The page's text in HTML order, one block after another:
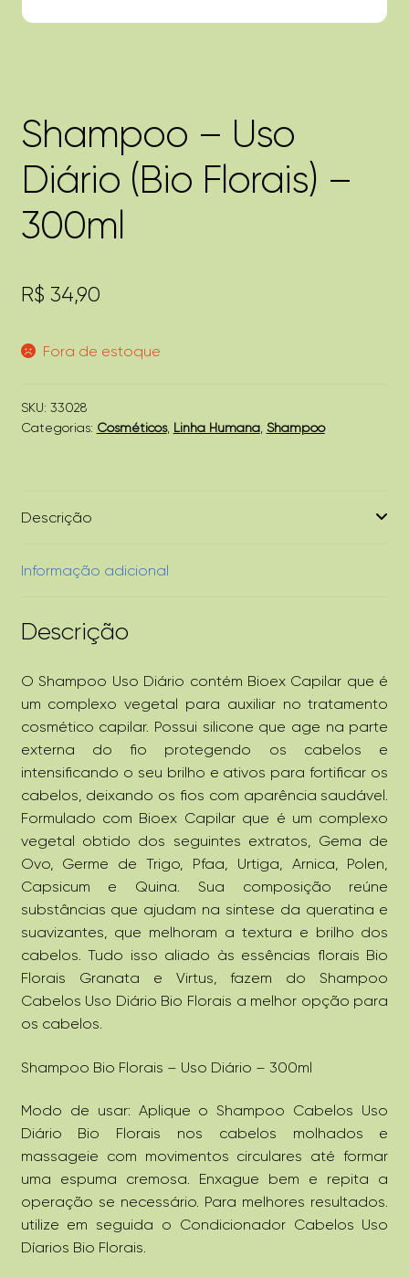
Shampoo – Uso
Diário (Bio Florais) –
300ml
R$ 34,90
Fora de estoque
SKU: 33028
Categorias: Cosméticos, Linha Humana, Shampoo
Descrição
Informação adicional
Descrição
O Shampoo Uso Diário contém Bioex Capilar que é
um complexo vegetal para auxiliar no tratamento
cosmético capilar. Possui silicone que age na parte
externa do fio protegendo os cabelos e
intensificando o seu brilho e ativos para fortificar os
cabelos, deixando os fios com aparência saudável.
Formulado com Bioex Capilar que é um complexo
vegetal obtido dos seguintes extratos, Gema de
Ovo, Germe de Trigo, Pfaa, Urtiga, Arnica, Polen,
Capsicum e Quina. Sua composição reúne
substâncias que ajudam na sintese da queratina e
suavizantes, que melhoram a textura e brilho dos
cabelos. Tudo isso aliado às essências florais Bio
Florais Granata e Virtus, fazem do Shampoo
Cabelos Uso Diário Bio Florais a melhor opção para
os cabelos.
Shampoo Bio Florais – Uso Diário – 300ml
Modo de usar: Aplique o Shampoo Cabelos Uso
Diário Bio Florais nos cabelos molhados e
massageie com movimentos circulares até formar
uma espuma cremosa. Enxague bem e repita a
operação se necessário. Para melhores resultados.
utilize em seguida o Condicionador Cabelos Uso
Díarios Bio Florais.